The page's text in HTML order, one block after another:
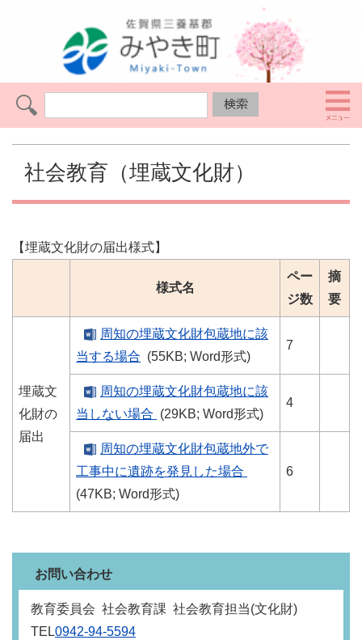
社会教育（埋蔵文化財）
【埋蔵文化財の届出様式】
様式名
ペー
ジ数
摘
要
埋蔵文
化財の
届出
周知の埋蔵文化財包蔵地に該
当する場合 (55KB; Word形式)
7
周知の埋蔵文化財包蔵地に該
当しない場合 (29KB; Word形式)
4
周知の埋蔵文化財包蔵地外で
工事中に遺跡を発見した場合
(47KB; Word形式)
6
お問い合わせ
教育委員会 社会教育課 社会教育担当(文化財)
TEL0942-94-5594